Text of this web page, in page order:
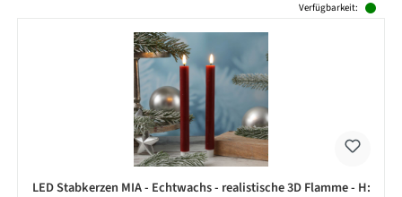
Verfügbarkeit:
LED Stabkerzen MIA - Echtwachs - realistische 3D Flamme - H: